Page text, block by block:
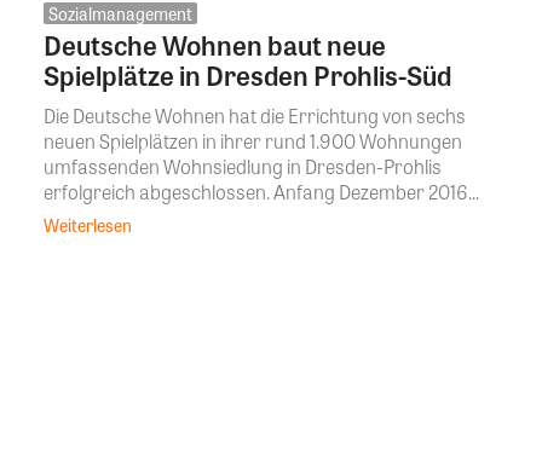
Sozialmanagement
Deutsche Wohnen baut neue
Spielplätze in Dresden Prohlis-Süd
Die Deutsche Wohnen hat die Errichtung von sechs
neuen Spielplätzen in ihrer rund 1.900 Wohnungen
umfassenden Wohnsiedlung in Dresden-Prohlis
erfolgreich abgeschlossen. Anfang Dezember 2016...
Weiterlesen